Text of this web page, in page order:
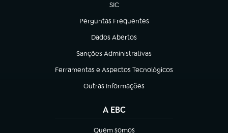
SIC
(abre em nova aba)
Perguntas Frequentes
(abre em nova aba)
Dados Abertos
(abre em nova aba)
Sanções Administrativas
(abre em nova aba)
Ferramentas e Aspectos Tecnológicos
(abre em nova aba)
Outras Informações
(abre em nova aba)
A EBC
Quem somos